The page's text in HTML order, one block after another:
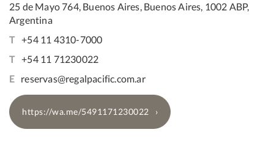
25 de Mayo 764, Buenos Aires, Buenos Aires, 1002 ABP,
Argentina
T +54 11 4310-7000
T +54 11 71230022
E reservas@regalpacific.com.ar
https://wa.me/5491171230022